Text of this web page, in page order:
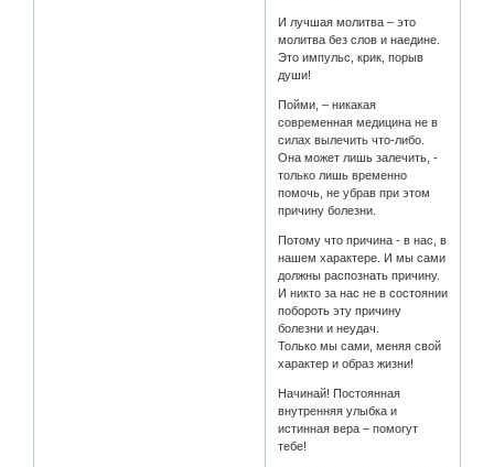
И лучшая молитва – это
молитва без слов и наедине.
Это импульс, крик, порыв
души!
Пойми, – никакая
современная медицина не в
силах вылечить что-либо.
Она может лишь залечить, -
только лишь временно
помочь, не убрав при этом
причину болезни.
Потому что причина - в нас, в
нашем характере. И мы сами
должны распознать причину.
И никто за нас не в состоянии
побороть эту причину
болезни и неудач.
Только мы сами, меняя свой
характер и образ жизни!
Начинай! Постоянная
внутренняя улыбка и
истинная вера – помогут
тебе!